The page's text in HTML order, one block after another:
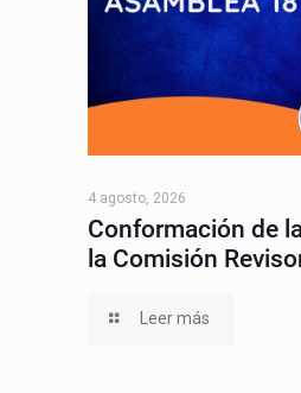
4 agosto, 2026
Conformación de
la Comisión
Leer más